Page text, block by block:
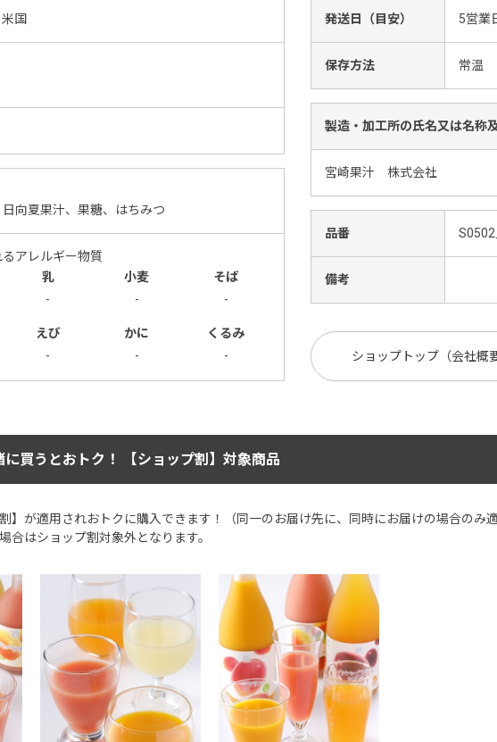
国
向夏果汁、果糖、はちみつ
アレルギー物質
乳 小麦
そば
- - -
えび かに
くるみ
- - -
発送日（目安） 5営業
保存方法 常温
製造・加工所の氏名又は名称
宮崎果汁 株式会社
品番
備考
ショップトップ（会社概
に買うとおトク！ 【ショップ割】対象商品
】が適用されおトクに購入できます！（同一のお届け先に、同時にお届けの場合のみ
はショップ割対象外となります。